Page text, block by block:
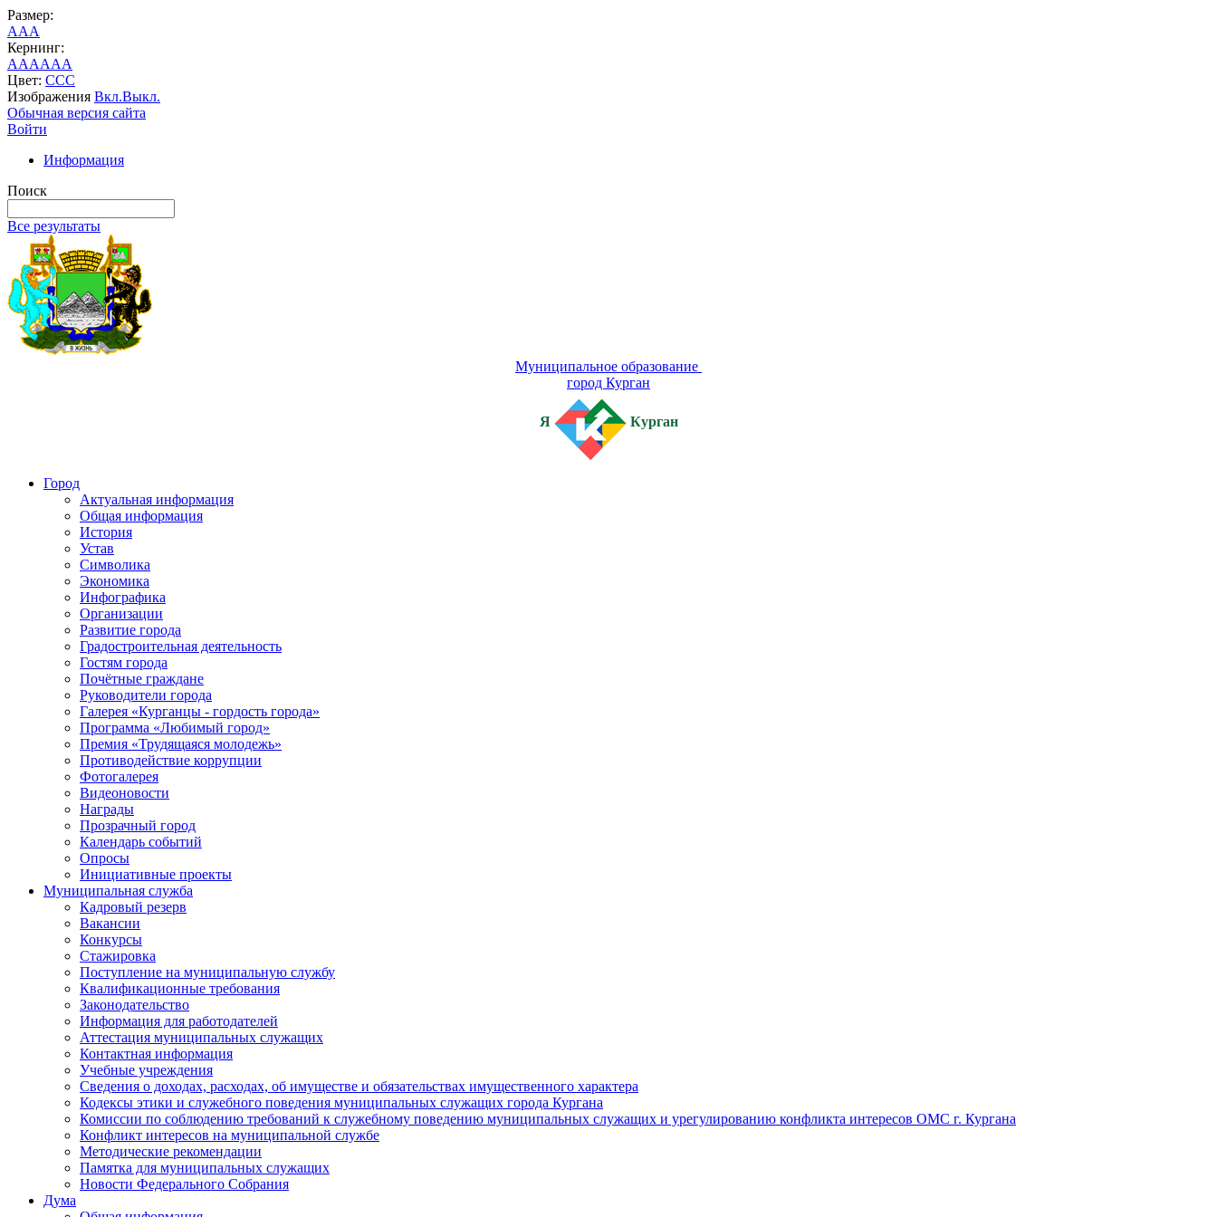
Размер:
AAA
Кернинг:
AAAAAA
Цвет: CCC
Изображения Вкл.Выкл.
Обычная версия сайта
Войти
Информация
Поиск
Все результаты
Муниципальное образование
город Курган
Я Курган
Город
Актуальная информация
Общая информация
История
Устав
Символика
Экономика
Инфографика
Организации
Развитие города
Градостроительная деятельность
Гостям города
Почётные граждане
Руководители города
Галерея «Курганцы - гордость города»
Программа «Любимый город»
Премия «Трудящаяся молодежь»
Противодействие коррупции
Фотогалерея
Видеоновости
Награды
Прозрачный город
Календарь событий
Опросы
Инициативные проекты
Муниципальная служба
Кадровый резерв
Вакансии
Конкурсы
Стажировка
Поступление на муниципальную службу
Квалификационные требования
Законодательство
Информация для работодателей
Аттестация муниципальных служащих
Контактная информация
Учебные учреждения
Сведения о доходах, расходах, об имуществе и обязательствах имущественного характера
Кодексы этики и служебного поведения муниципальных служащих города Кургана
Комиссии по соблюдению требований к служебному поведению муниципальных служащих и урегулированию конфликта интересов ОМС г. Кургана
Конфликт интересов на муниципальной службе
Методические рекомендации
Памятка для муниципальных служащих
Новости Федерального Cобрания
Дума